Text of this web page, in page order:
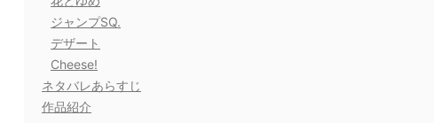
ジャンプSQ.
デザート
Cheese!
ネタバレあらすじ
作品紹介